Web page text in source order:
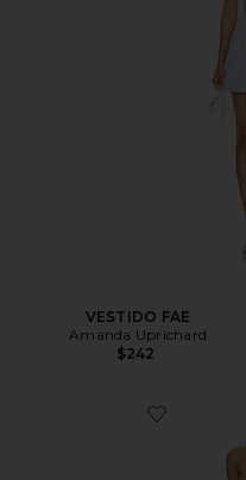
VESTIDO FAE
Amanda Uprichard
$242